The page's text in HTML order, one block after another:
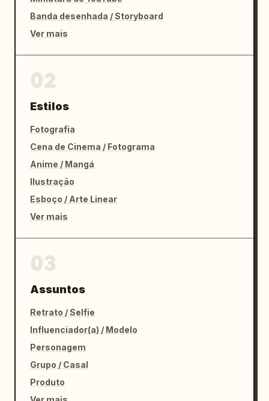
Banda desenhada / Storyboard
Ver mais
Estilos
Fotografia
Cena de Cinema / Fotograma
Anime / Mangá
Ilustração
Esboço / Arte Linear
Ver mais
Assuntos
Retrato / Selfie
Influenciador(a) / Modelo
Personagem
Grupo / Casal
Produto